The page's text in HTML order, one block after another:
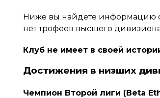
Ниже вы найдете информацию
нет трофеев высшего
Клуб не имеет в своей
Достижения в низших
Чемпион Второй лиги (Beta